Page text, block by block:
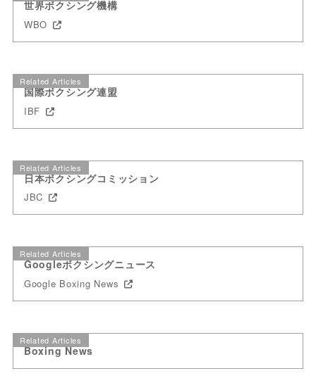
世界ボクシング機構
WBO
Related Articles
国際ボクシング連盟
IBF
Related Articles
日本ボクシングコミッション
JBC
Related Articles
Googleボクシングニュース
Google Boxing News
Related Articles
Boxing News